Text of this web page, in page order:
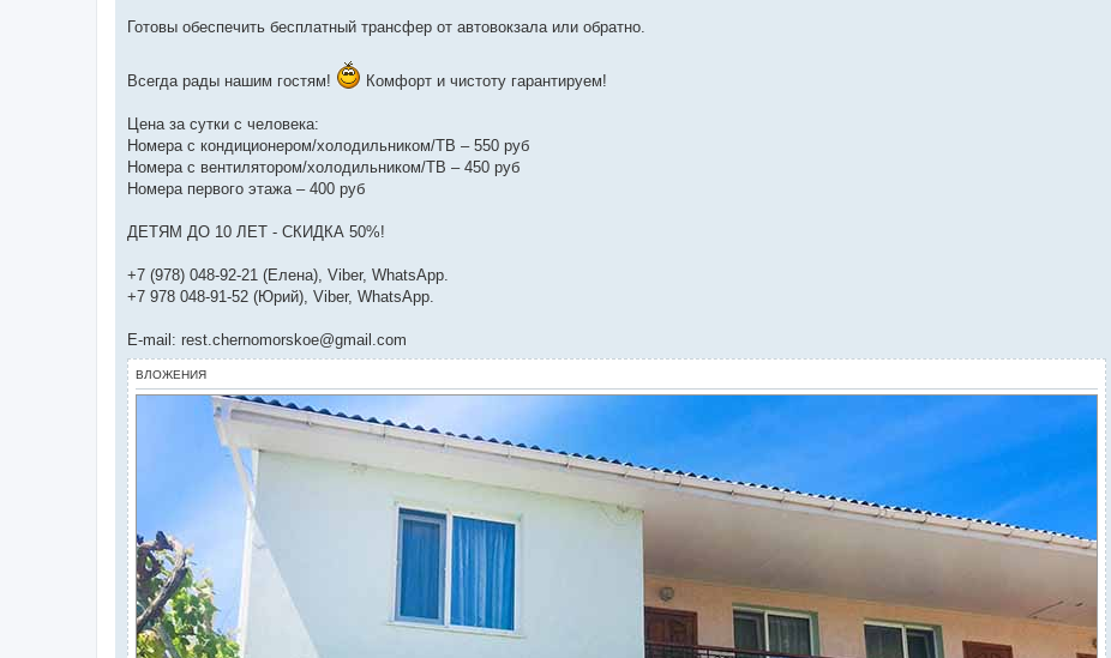
Готовы обеспечить бесплатный трансфер от автовокзала или обратно.
Всегда рады нашим гостям! Комфорт и чистоту гарантируем!
Цена за сутки с человека:
Номера с кондиционером/холодильником/ТВ – 550 руб
Номера с вентилятором/холодильником/ТВ – 450 руб
Номера первого этажа – 400 руб
ДЕТЯМ ДО 10 ЛЕТ - СКИДКА 50%!
+7 (978) 048-92-21 (Елена), Viber, WhatsApp.
+7 978 048-91-52 (Юрий), Viber, WhatsApp.
E-mail: rest.chernomorskoe@gmail.com
ВЛОЖЕНИЯ